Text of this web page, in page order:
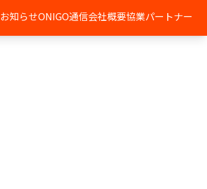
お知らせONIGO通信会社概要協業パートナー